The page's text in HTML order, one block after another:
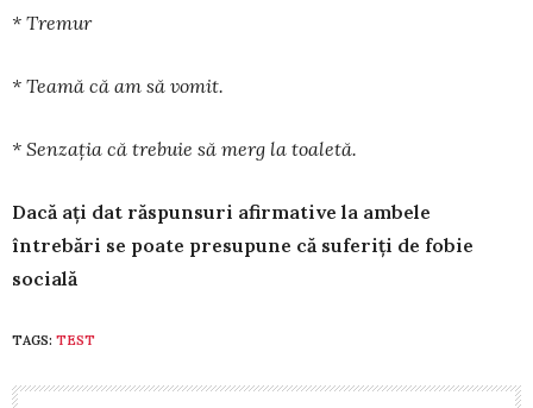
* Tremur
* Teamă că am să vomit.
* Senzația că trebuie să merg la toaletă.
Dacă ați dat răspunsuri afirmative la ambele
întrebări se poate presupune că suferiți de fobie
socială
TAGS: TEST